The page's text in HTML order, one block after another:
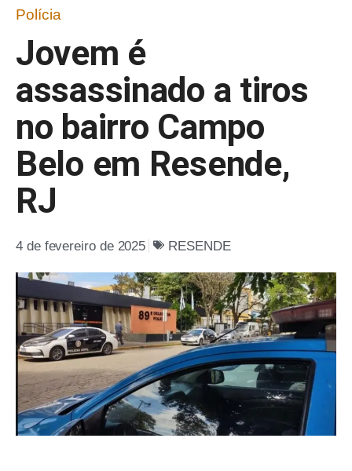
Polícia
Jovem é
assassinado a tiros
no bairro Campo
Belo em Resende,
RJ
4 de fevereiro de 2025 RESENDE